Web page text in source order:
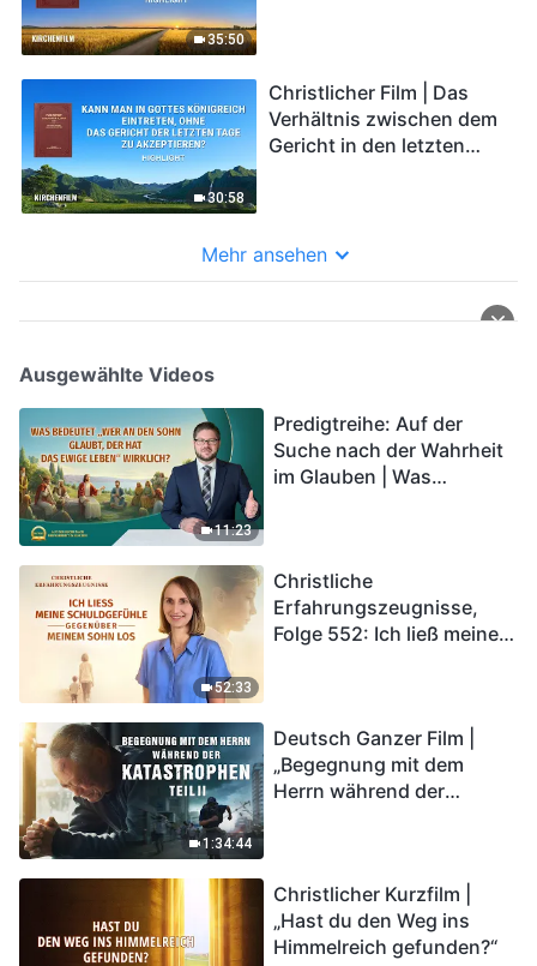
35:50
30:58
Christlicher Film | Das
Verhältnis zwischen dem
Gericht in den letzten
Mehr ansehen
Ausgewählte Videos
11:23
Predigtreihe: Auf der
Suche nach der Wahrheit
im Glauben | Was
52:33
Christliche
Erfahrungszeugnisse,
Folge 552: Ich ließ meine
1:34:44
Deutsch Ganzer Film |
„Begegnung mit dem
Herrn während der
in das Königreich Gottes
eintreten?
Christlicher Kurzfilm |
„Hast du den Weg ins
Himmelreich gefunden?“